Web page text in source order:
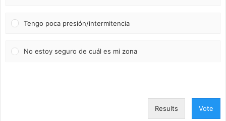
Tengo poca presión/intermitencia
No estoy seguro de cuál es mi zona
Results Vote